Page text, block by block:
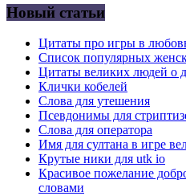
Новый статьи
Цитаты про игры в
Список популярных
Цитаты великих людей о
Клички кобелей
Слова для утешения
Псевдонимы для
Слова для оператора
Имя для султана в игре
Крутые ники для utk io
Красивое пожелание
словами